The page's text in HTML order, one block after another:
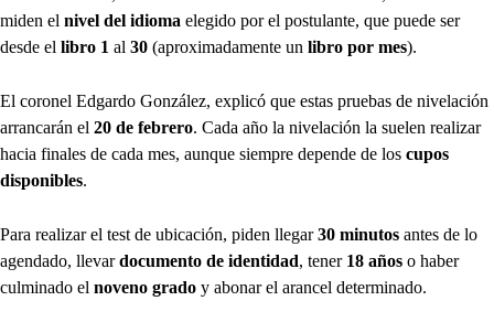
miden el nivel del idioma elegido por el postulante, que puede ser
desde el libro 1 al 30 (aproximadamente un libro por mes).
El coronel Edgardo González, explicó que estas pruebas de nivelación
arrancarán el 20 de febrero. Cada año la nivelación la suelen realizar
hacia finales de cada mes, aunque siempre depende de los cupos
disponibles.
Para realizar el test de ubicación, piden llegar30 minutos antes de lo
agendado, llevardocumento de identidad, tener 18 años o haber
culminado el noveno grado y abonar el arancel determinado.